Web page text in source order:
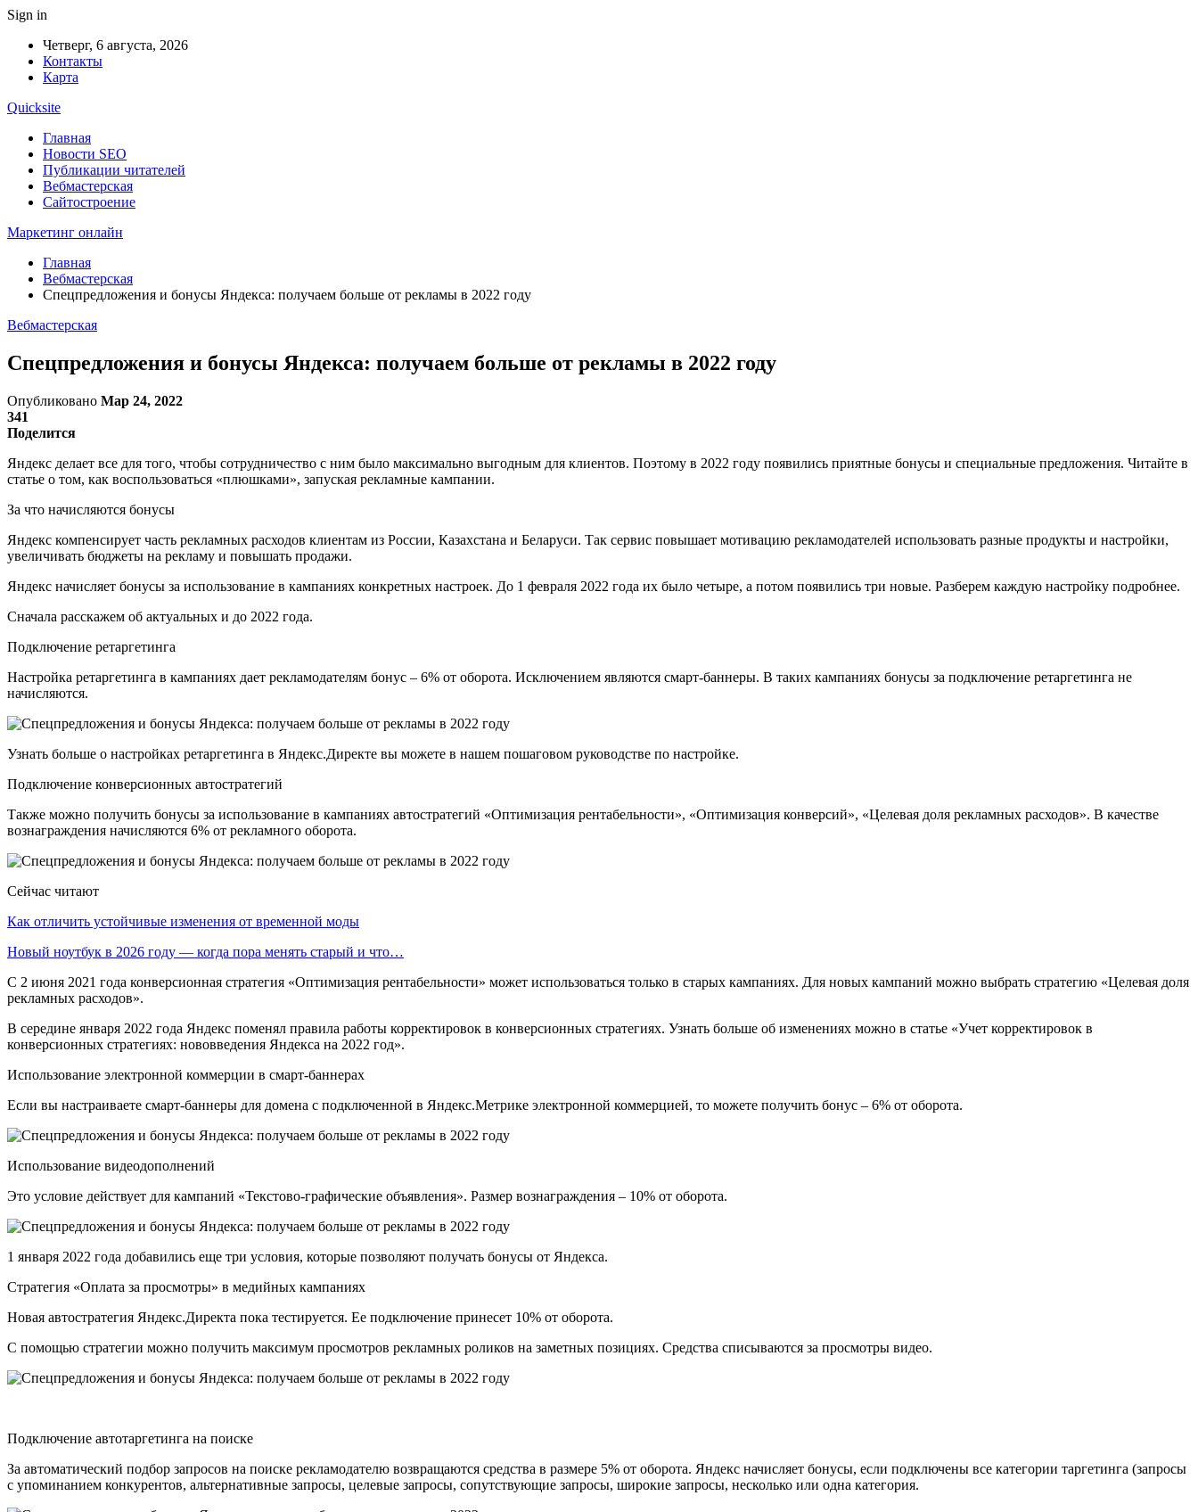
Sign in
Четверг, 6 августа, 2026
Контакты
Карта
Quicksite
Главная
Новости SEO
Публикации читателей
Вебмастерская
Сайтостроение
Маркетинг онлайн
Главная
Вебмастерская
Спецпредложения и бонусы Яндекса: получаем больше от рекламы в 2022 году
Вебмастерская
Спецпредложения и бонусы Яндекса: получаем больше от рекламы в 2022 году
Опубликовано Мар 24, 2022
341
Поделится
Яндекс делает все для того, чтобы сотрудничество с ним было максимально выгодным для клиентов. Поэтому в 2022 году появились приятные бонусы и специальные предложения. Читайте в
статье о том, как воспользоваться «плюшками», запуская рекламные кампании.
За что начисляются бонусы
Яндекс компенсирует часть рекламных расходов клиентам из России, Казахстана и Беларуси. Так сервис повышает мотивацию рекламодателей использовать разные продукты и настройки,
увеличивать бюджеты на рекламу и повышать продажи.
Яндекс начисляет бонусы за использование в кампаниях конкретных настроек. До 1 февраля 2022 года их было четыре, а потом появились три новые. Разберем каждую настройку подробнее.
Сначала расскажем об актуальных и до 2022 года.
Подключение ретаргетинга
Настройка ретаргетинга в кампаниях дает рекламодателям бонус – 6% от оборота. Исключением являются смарт-баннеры. В таких кампаниях бонусы за подключение ретаргетинга не
начисляются.
Узнать больше о настройках ретаргетинга в Яндекс.Директе вы можете в нашем пошаговом руководстве по настройке.
Подключение конверсионных автостратегий
Также можно получить бонусы за использование в кампаниях автостратегий «Оптимизация рентабельности», «Оптимизация конверсий», «Целевая доля рекламных расходов». В качестве
вознаграждения начисляются 6% от рекламного оборота.
Сейчас читают
Как отличить устойчивые изменения от временной моды
Новый ноутбук в 2026 году — когда пора менять старый и что…
С 2 июня 2021 года конверсионная стратегия «Оптимизация рентабельности» может использоваться только в старых кампаниях. Для новых кампаний можно выбрать стратегию «Целевая доля
рекламных расходов».
В середине января 2022 года Яндекс поменял правила работы корректировок в конверсионных стратегиях. Узнать больше об изменениях можно в статье «Учет корректировок в
конверсионных стратегиях: нововведения Яндекса на 2022 год».
Использование электронной коммерции в смарт-баннерах
Если вы настраиваете смарт-баннеры для домена с подключенной в Яндекс.Метрике электронной коммерцией, то можете получить бонус – 6% от оборота.
Использование видеодополнений
Это условие действует для кампаний «Текстово-графические объявления». Размер вознаграждения – 10% от оборота.
1 января 2022 года добавились еще три условия, которые позволяют получать бонусы от Яндекса.
Стратегия «Оплата за просмотры» в медийных кампаниях
Новая автостратегия Яндекс.Директа пока тестируется. Ее подключение принесет 10% от оборота.
С помощью стратегии можно получить максимум просмотров рекламных роликов на заметных позициях. Средства списываются за просмотры видео.
Подключение автотаргетинга на поиске
За автоматический подбор запросов на поиске рекламодателю возвращаются средства в размере 5% от оборота. Яндекс начисляет бонусы, если подключены все категории таргетинга (запросы
с упоминанием конкурентов, альтернативные запросы, целевые запросы, сопутствующие запросы, широкие запросы, несколько или одна категория.